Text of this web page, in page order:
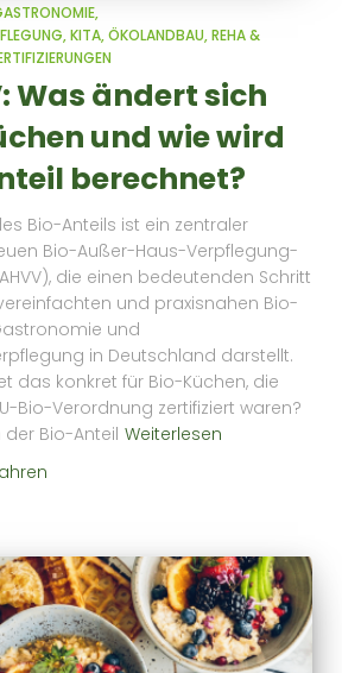
KITA ÖKOLANDBAU REHA &
Was ändert sich
und wie wird
berechnet?
Bio-Anteils ist ein zentraler
Bio-Außer-Haus-Verpflegung-
die einen bedeutenden Schritt
und praxisnahen Bio-
und
in Deutschland darstellt.
das konkret für Bio-Küchen, die
Bio-Verordnung zertifiziert waren?
Bio-Anteil Weiterlesen